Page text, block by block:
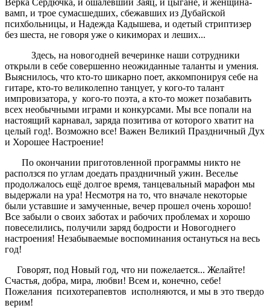
вамп, и трое сумасшедших, сбежавших из Дубайской
психбольницы, и Надежда Кадышева, и одетый стриптизер
без шеста, не говоря уже о кикиморах и леших...
Здесь, на новогодней вечеринке наши сотрудники
открыли в себе совершенно неожиданные таланты и умения.
Выяснилось, что кто-то шикарно поет, аккомпонируя себе на
гитаре, кто-то великолепно танцует, у кого-то талант
импровизатора, у кого-то поэта, а кто-то может позабавить
всех необычными играми и конкурсами. Мы все попали на
настоящий карнавал, заряда позитива от которого хватит на
целый год!. Возможно все! Важен Великий Праздничный Дух
и Хорошее Настроение!
По окончании приготовленной программы никто не
расползся по углам доедать праздничный ужин. Веселье
продолжалось ещё долгое время, танцевальный марафон мы
выдержали на ура! Несмотря на то, что вначале некоторые
были уставшие и замученные, вечер прошел очень хорошо!
Все забыли о своих заботах и рабочих проблемах и хорошо
повеселились, получили заряд бодрости и Новогоднего
настроения! Незабываемые воспоминания остануться на весь
год!
Говорят, под Новый год, что ни пожелается... Желайте!
Счастья, добра, мира, любви! Всем и, конечно, себе!
Пожелания психотерапевтов исполняются, и мы в это твердо
верим!